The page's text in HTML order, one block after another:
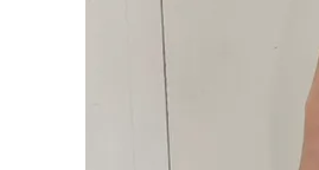
はじめてご利用の方へ